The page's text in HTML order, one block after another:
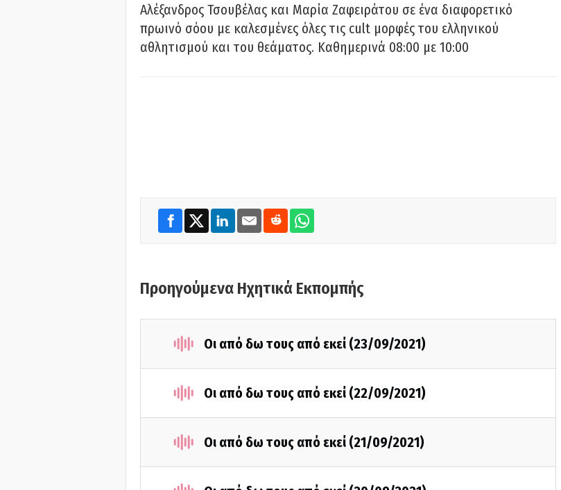
Αλέξανδρος Τσουβέλας και Μαρία Ζαφειράτου σε ένα διαφορετικό
πρωινό σόου με καλεσμένες όλες τις cult μορφές του ελληνικού
αθλητισμού και του θεάματος. Καθημερινά 08:00 με 10:00
Προηγούμενα Ηχητικά Εκπομπής
Οι από δω τους από εκεί (23/09/2021)
Οι από δω τους από εκεί (22/09/2021)
Οι από δω τους από εκεί (21/09/2021)